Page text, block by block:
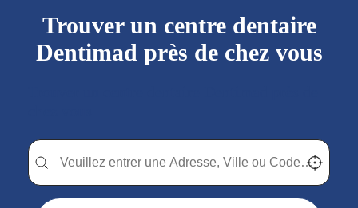
Trouver un centre dentaire
Dentimad près de chez vous
Trouver un centre dentaire Dentimad près de
Trouver un centre dentaire Dentimad près de chez vous Localisez-